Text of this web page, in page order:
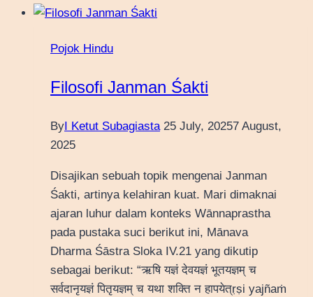
Pojok Hindu
Filosofi Janman Śakti
By I Ketut Subagiasta 25 July, 20257 August,
2025
Disajikan sebuah topik mengenai Janman
Śakti, artinya kelahiran kuat. Mari dimaknai
ajaran luhur dalam konteks Wānnaprastha
pada pustaka suci berikut ini, Mānava
Dharma Śāstra Sloka IV.21 yang dikutip
sebagai berikut: “ऋषि यज्ञं देवयज्ञं भूतयज्ञम् च
सर्वदानृयज्ञं पितृयज्ञम् च यथा शक्ति न हापयेत्ṛṣi yajñaṁ